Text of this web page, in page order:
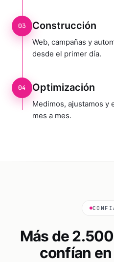
03 Construcción
Web, campañas y
desde el primer día.
04 Optimización
Medimos, ajustamos y
mes a mes.
Más de
confían en